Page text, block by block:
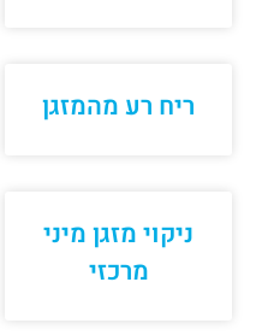
ריח רע מהמזגן
ניקוי מזגן מיני
מרכזי